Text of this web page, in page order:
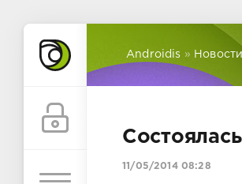
Androidis » Новости
11/05/2014 08:28